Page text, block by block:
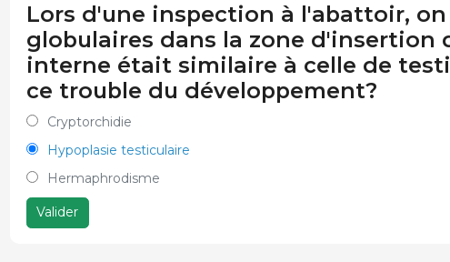
Lors d'une inspection à l'abattoir,
globulaires dans la zone d'insertion
interne était similaire à celle de
ce trouble du développement?
Cryptorchidie
Hypoplasie testiculaire
Hermaphrodisme
Valider